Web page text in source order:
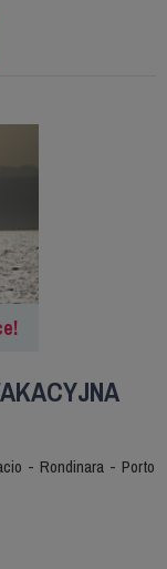
- Rondinara - Porto